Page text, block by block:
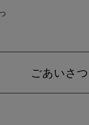
ごあいさつ